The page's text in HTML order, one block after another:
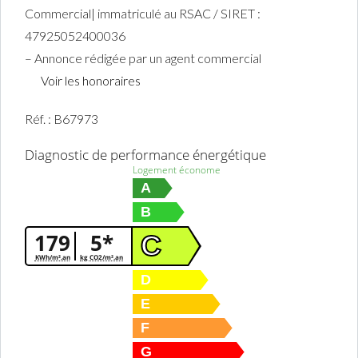
Commercial| immatriculé au RSAC / SIRET :
47925052400036
– Annonce rédigée par un agent commercial
Voir les honoraires
Réf. : B67973
Diagnostic de performance énergétique
179
KWh/m².an 5*
kg CO2/m².an
Logement économe
A
B
C
D
E
F
G